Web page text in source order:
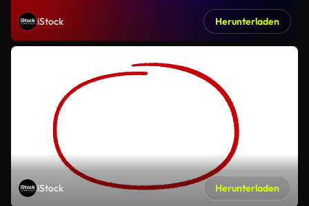
iStock Herunterladen
iStock Herunterladen